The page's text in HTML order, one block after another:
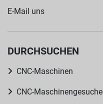
E-Mail uns
DURCHSUCHEN
CNC-Maschinen
CNC-Maschinengesuche